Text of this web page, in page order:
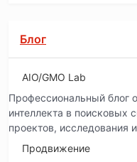
Блог
AIO/GMO Lab
Профессиональный блог
интеллекта в поисковых
проектов, исследования
Продвижение